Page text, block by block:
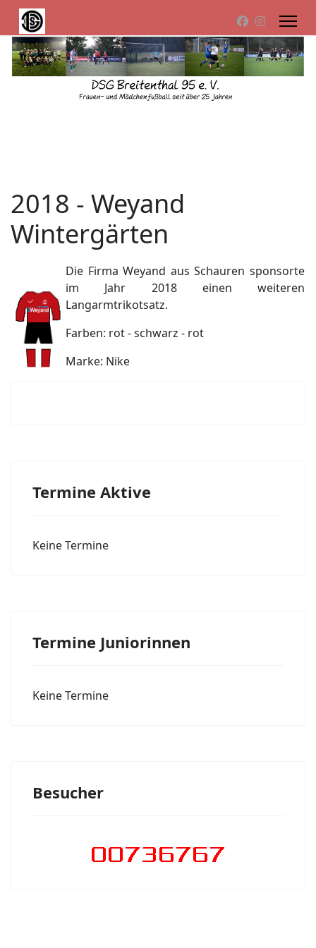
2018 - Weyand
Wintergärten
Die Firma Weyand aus Schauren sponsorte
im Jahr 2018 einen weiteren
Langarmtrikotsatz.
Farben: rot - schwarz - rot
Marke: Nike
Termine Aktive
Keine Termine
Termine Juniorinnen
Keine Termine
Besucher